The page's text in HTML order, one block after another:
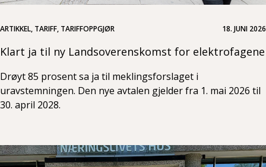
ARTIKKEL, TARIFF, TARIFFOPPGJØR 18. JUNI 2026
Klart ja til ny Landsoverenskomst for elektrofagene
Drøyt 85 prosent sa ja til meklingsforslaget i
uravstemningen. Den nye avtalen gjelder fra 1. mai 2026 til
30. april 2028.